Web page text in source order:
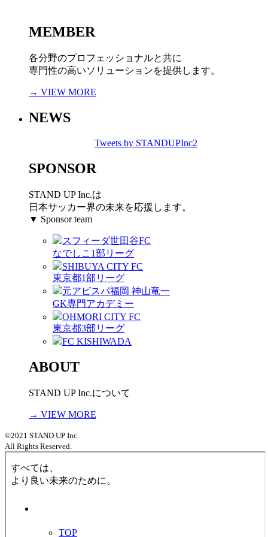
MEMBER
各分野のプロフェッショナルと共に
専門性の高いソリューションを提供します。
→ VIEW MORE
NEWS
Tweets by STANDUPInc2
SPONSOR
STAND UP Inc.は
日本サッカー界の未来を応援します。
▼ Sponsor team
スフィーダ世田谷FC
なでしこ1部リーグ
SHIBUYA CITY FC
東京都1部リーグ
元アビスパ福岡 神山竜一
GK専門アカデミー
OHMORI CITY FC
東京都3部リーグ
FC KISHIWADA
ABOUT
STAND UP Inc.について
→ VIEW MORE
©2021 STAND UP Inc.
All Rights Reserved.